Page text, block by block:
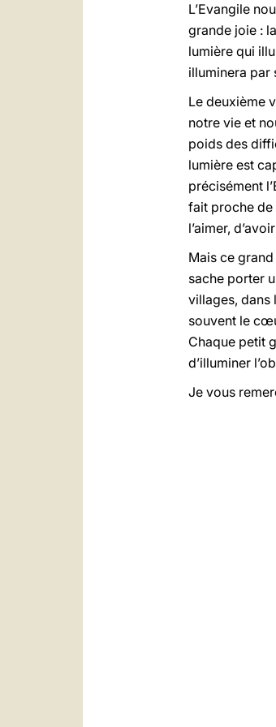
L’Evangile
grande joie :
lumière qui
illuminera par
Le deuxième
notre vie et
poids des
lumière est
précisément
fait proche de
l’aimer,
Mais ce
sache porter
villages, dans
souvent le
Chaque petit
d’illuminer
Je vous